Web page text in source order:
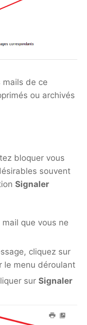
de ce
ou archivés
bloquer vous
souvent
Signaler
que vous ne
cliquez sur
le menu déroulant
sur Signaler